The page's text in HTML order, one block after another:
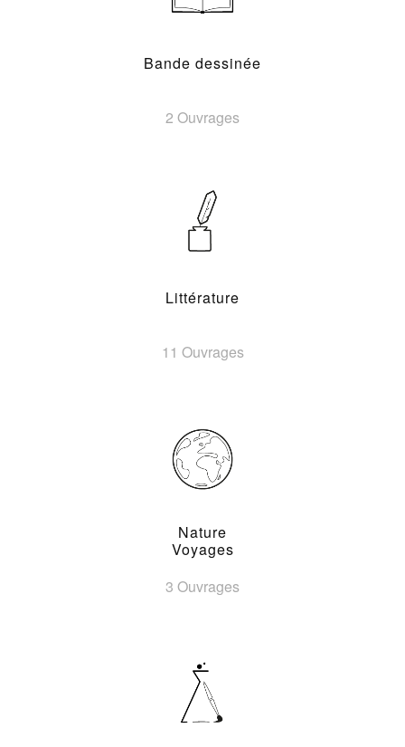
Bande dessinée
2 Ouvrages
Littérature
11 Ouvrages
Nature
Voyages
3 Ouvrages